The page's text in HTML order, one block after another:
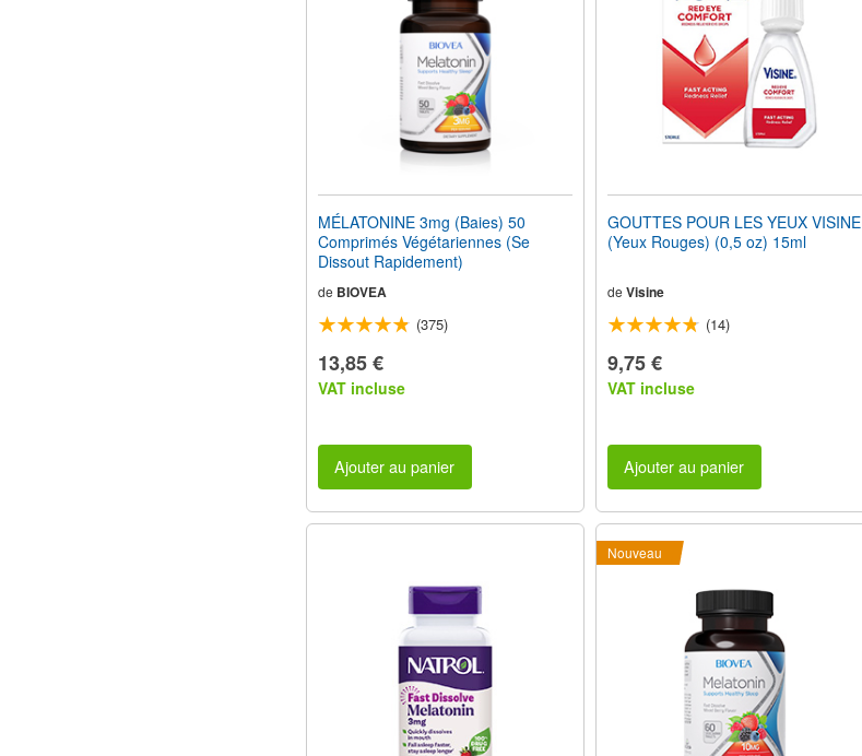
MÉLATONINE 3mg (Baies) 50
Comprimés Végétariennes (Se
Dissout Rapidement)
de BIOVEA
(375)
13,85 €
VAT incluse
Ajouter au panier
GOUTTES POUR LES YEUX VISINE
(Yeux Rouges) (0,5 oz) 15ml
de Visine
(14)
9,75 €
VAT incluse
Ajouter au panier
Nouveau